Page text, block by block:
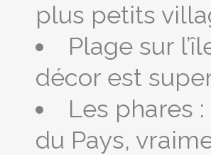
plus petits
Plage sur
décor est
Les phares
du Pays,